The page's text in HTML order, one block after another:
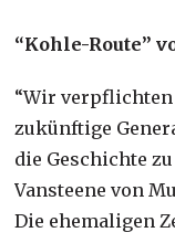
“Kohle-Route”
“Wir
zukünftige
die Geschichte
Vansteene von
Die ehemaligen